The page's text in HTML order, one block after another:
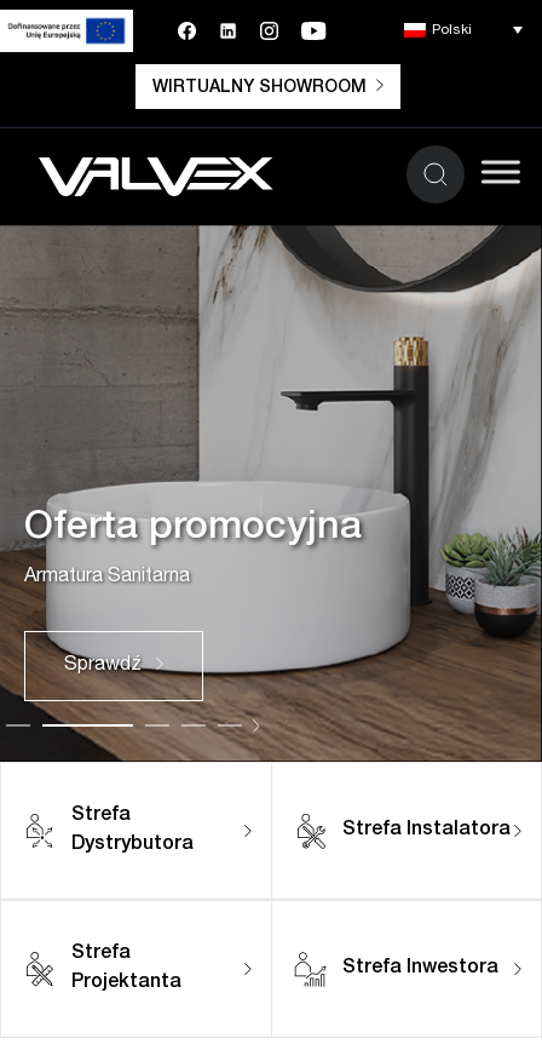
WIRTUALNY SHOWROOM
Polski
Oferta promocyjna
Armatura Sanitarna
Sprawdź
Strefa
Dystrybutora
Strefa Instalatora
Strefa
Projektanta
Strefa Inwestora